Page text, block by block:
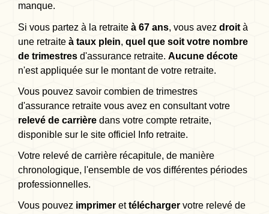
manque.
Si vous partez à la retraite à 67 ans, vous avez droit à
une retraite à taux plein, quel que soit votre nombre
de trimestres d'assurance retraite. Aucune décote
n'est appliquée sur le montant de votre retraite.
Vous pouvez savoir combien de trimestres
d'assurance retraite vous avez en consultant votre
relevé de carrière dans votre compte retraite,
disponible sur le site officiel Info retraite.
Votre relevé de carrière récapitule, de manière
chronologique, l'ensemble de vos différentes périodes
professionnelles.
Vous pouvez imprimer ettélécharger votre relevé de